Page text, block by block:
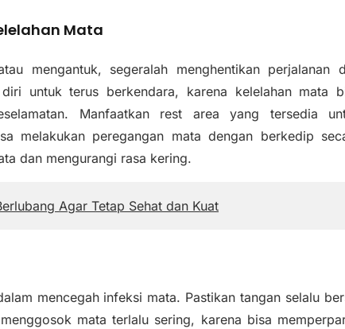
Mata
mengantuk, segeralah menghentikan perjalanan
untuk terus berkendara, karena kelelahan mata
Manfaatkan rest area yang tersedia
melakukan peregangan mata dengan berkedip
dan mengurangi rasa kering.
Agar Tetap Sehat dan Kuat
mencegah infeksi mata. Pastikan tangan selalu
mata terlalu sering, karena bisa